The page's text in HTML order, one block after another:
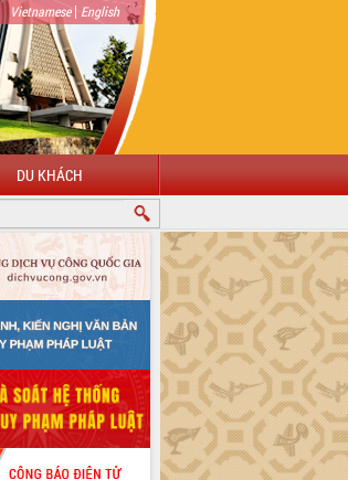
Vietnamese| English
DU KHÁCH